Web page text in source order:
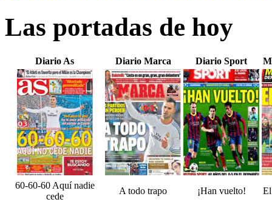
Las portadas de hoy
Diario As Diario Marca Diario Sport
60-60-60 Aquí nadie
cede
A todo trapo ¡Han vuelto!